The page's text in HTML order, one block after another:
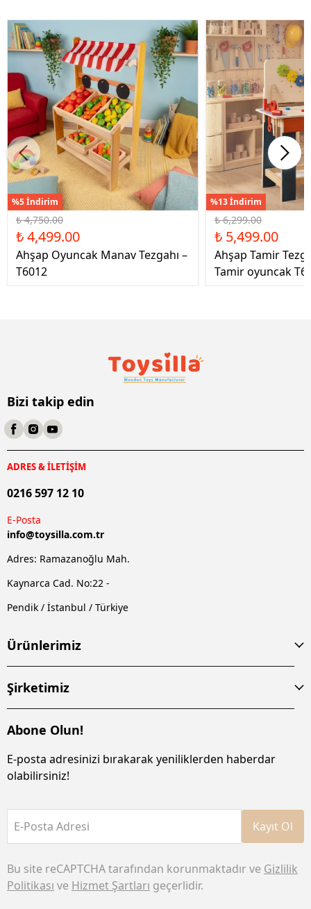
%5 İndirim
₺ 4,750.00
₺ 4,499.00
Ahşap Oyuncak Manav Tezgahı –
T6012
%13 İndirim
₺ 6,299.00
₺ 5,499.00
Ahşap Tamir
Tamir oyuncak
Bizi takip edin
ADRES & İLETİŞİM
0216 597 12 10
E-Posta
info@toysilla.com.tr
Adres: Ramazanoğlu Mah.
Kaynarca Cad. No:22 -
Pendik / İstanbul / Türkiye
Ürünlerimiz
Şirketimiz
Abone Olun!
E-posta adresinizi bırakarak yeniliklerden haberdar
olabilirsiniz!
E-Posta Adresi Kayıt Ol
Bu site reCAPTCHA tarafından korunmaktadır ve Gizlilik
Politikası ve Hizmet Şartları geçerlidir.